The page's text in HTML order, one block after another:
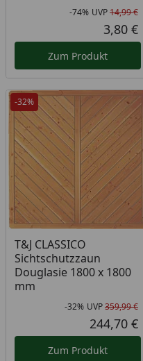
-74% UVP14,99 €
3,80 €
Zum Produkt
-32%
T&J CLASSICO
Sichtschutzzaun
Douglasie 1800 x 1800
mm
-32% UVP359,99 €
244,70 €
Zum Produkt